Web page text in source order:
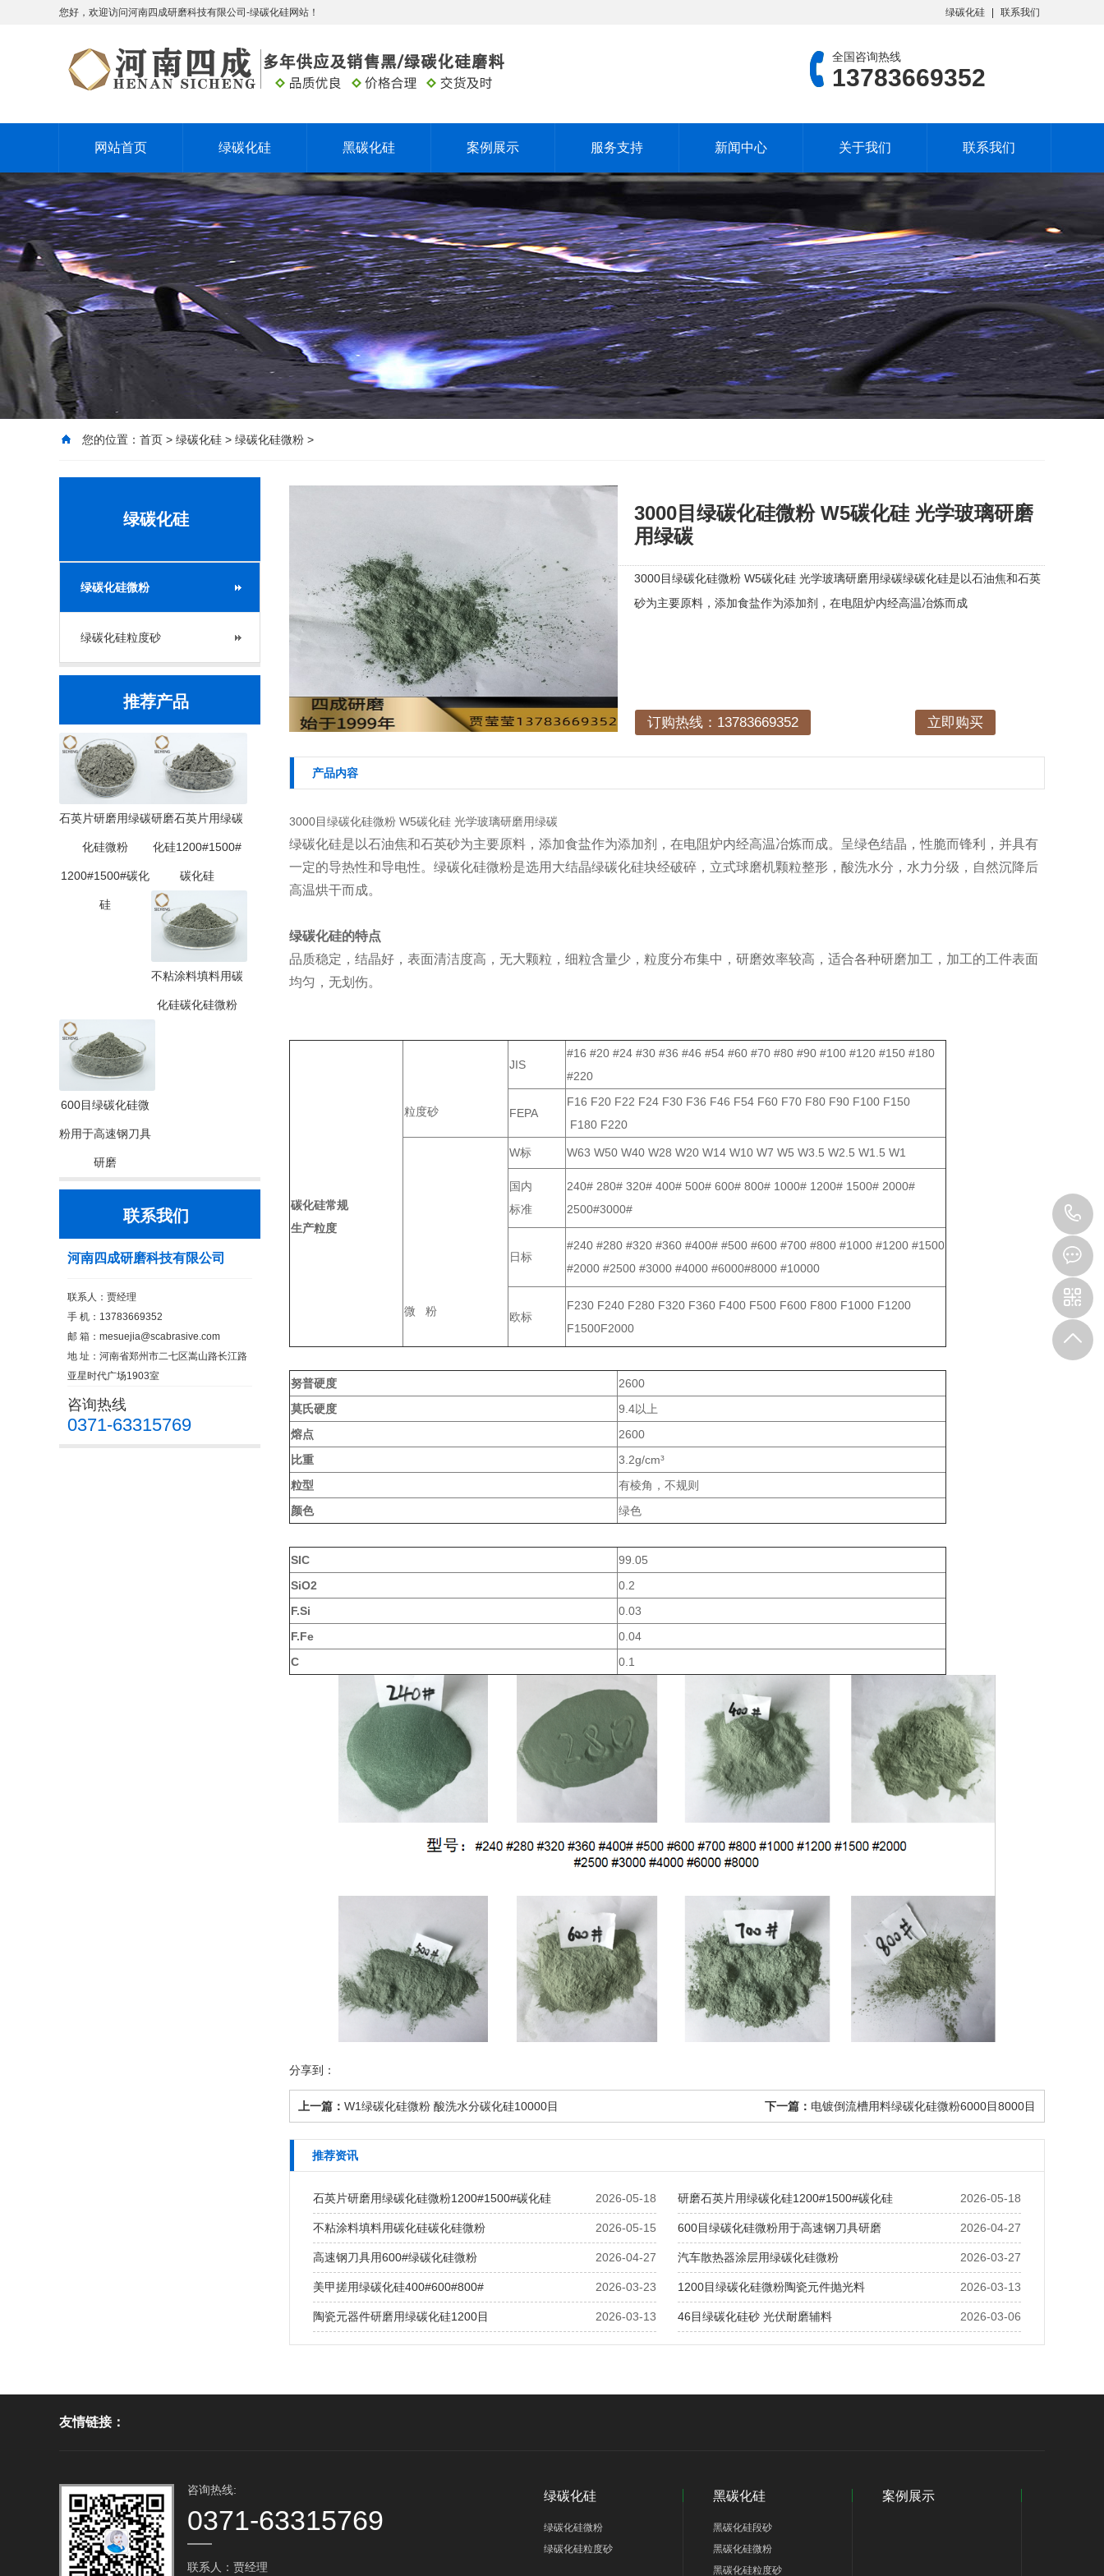
您好，欢迎访问河南四成研磨科技有限公司-绿碳化硅网站！ 绿碳化硅 联系我们
全国咨询热线
13783669352
网站首页 绿碳化硅 黑碳化硅 案例展示 服务支持 新闻中心 关于我们 联系我们
您的位置： 首页 > 绿碳化硅 > 绿碳化硅微粉 >
绿碳化硅
绿碳化硅微粉
绿碳化硅粒度砂
推荐产品
石英片研磨用绿碳
化硅微粉
1200#1500#碳化
硅
研磨石英片用绿碳
化硅1200#1500#
碳化硅
不粘涂料填料用碳
化硅碳化硅微粉
600目绿碳化硅微
粉用于高速钢刀具
研磨
联系我们
河南四成研磨科技有限公司
联系人：贾经理
手 机：13783669352
邮 箱： mesuejia@scabrasive.com
地 址：河南省郑州市二七区嵩山路长江路
亚星时代广场1903室
咨询热线
0371-63315769
3000目绿碳化硅微粉 W5碳化硅 光学玻璃研磨
用绿碳
3000目绿碳化硅微粉 W5碳化硅 光学玻璃研磨用绿碳绿碳化硅是以石油焦和石英
砂为主要原料，添加食盐作为添加剂，在电阻炉内经高温冶炼而成
订购热线：13783669352 立即购买
产品内容
3000目绿碳化硅微粉 W5碳化硅 光学玻璃研磨用绿碳
绿碳化硅是以石油焦和石英砂为主要原料，添加食盐作为添加剂，在电阻炉内经高温冶炼而成。呈绿色结晶，性脆而锋利，并具有
一定的导热性和导电性。绿碳化硅微粉是选用大结晶绿碳化硅块经破碎，立式球磨机颗粒整形，酸洗水分，水力分级，自然沉降后
高温烘干而成。
绿碳化硅的特点
品质稳定，结晶好，表面清洁度高，无大颗粒，细粒含量少，粒度分布集中，研磨效率较高，适合各种研磨加工，加工的工件表面
均匀，无划伤。
碳化硅常规
生产粒度
粒度砂
JIS
#16 #20 #24 #30 #36 #46 #54 #60 #70 #80 #90 #100 #120 #150 #180
#220
FEPA
F16 F20 F22 F24 F30 F36 F46 F54 F60 F70 F80 F90 F100 F150
F180 F220
微 粉
W标 W63 W50 W40 W28 W20 W14 W10 W7 W5 W3.5 W2.5 W1.5 W1
国内
标准
240# 280# 320# 400# 500# 600# 800# 1000# 1200# 1500# 2000#
2500#3000#
日标
#240 #280 #320 #360 #400# #500 #600 #700 #800 #1000 #1200 #1500
#2000 #2500 #3000 #4000 #6000#8000 #10000
欧标
F230 F240 F280 F320 F360 F400 F500 F600 F800 F1000 F1200
F1500F2000
努普硬度
2600
莫氏硬度
9.4以上
熔点
2600
比重
3.2g/cm³
粒型
有棱角，不规则
颜色
绿色
SIC
99.05
SiO2
0.2
F.Si
0.03
F.Fe
0.04
C
0.1
分享到：
上一篇： W1绿碳化硅微粉 酸洗水分碳化硅10000目 下一篇： 电镀倒流槽用料绿碳化硅微粉6000目8000目
推荐资讯
2026-05-18
石英片研磨用绿碳化硅微粉1200#1500#碳化硅 2026-05-18
研磨石英片用绿碳化硅1200#1500#碳化硅
2026-05-15
不粘涂料填料用碳化硅碳化硅微粉 2026-04-27
600目绿碳化硅微粉用于高速钢刀具研磨
2026-04-27
高速钢刀具用600#绿碳化硅微粉 2026-03-27
汽车散热器涂层用绿碳化硅微粉
2026-03-23
美甲搓用绿碳化硅400#600#800# 2026-03-13
1200目绿碳化硅微粉陶瓷元件抛光料
2026-03-13
陶瓷元器件研磨用绿碳化硅1200目 2026-03-06
46目绿碳化硅砂 光伏耐磨辅料
友情链接：
咨询热线:
0371-63315769
联系人：贾经理
绿碳化硅
绿碳化硅微粉
绿碳化硅粒度砂
黑碳化硅
黑碳化硅段砂
黑碳化硅微粉
黑碳化硅粒度砂
案例展示